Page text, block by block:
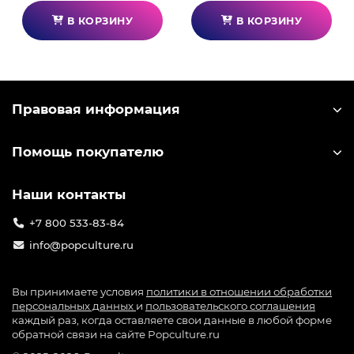
сосредоточиться на игре.
В КОРЗИНУ В КОРЗИНУ
Правовая информация
Помощь покупателю
Наши контакты
+7 800 533-83-84
info@popculture.ru
Вы принимаете условия политики в отношении обработки
персональных данных и пользовательского соглашения
каждый раз, когда оставляете свои данные в любой форме
обратной связи на сайте Popculture.ru